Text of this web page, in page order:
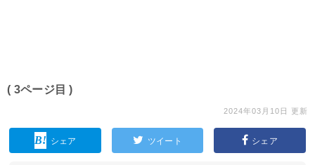
( 3ページ目 )
2024年03月10日 更新
シェア ツイート シェア